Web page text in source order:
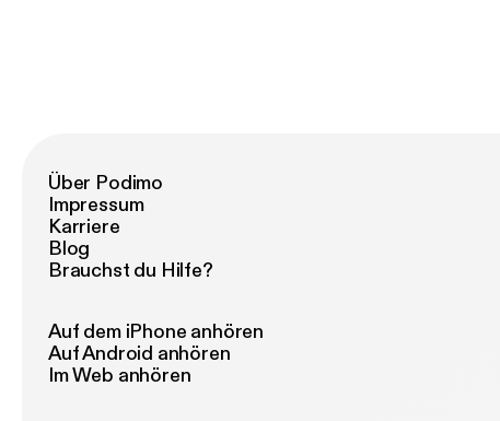
Über Podimo
Impressum
Karriere
Blog
Brauchst du Hilfe?
Auf dem iPhone anhören
Auf Android anhören
Im Web anhören